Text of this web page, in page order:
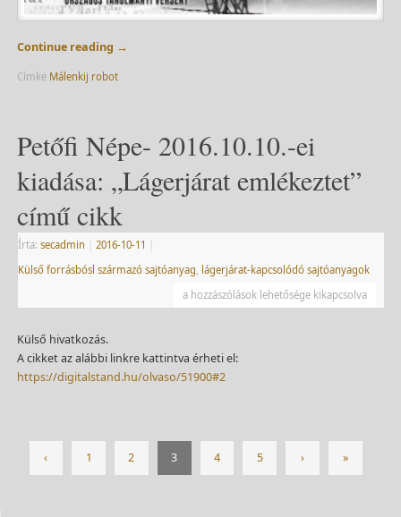
Continue reading →
Címke Málenkij robot
Petőfi Népe- 2016.10.10.-ei
kiadása: „Lágerjárat emlékeztet”
című cikk
Írta: secadmin 2016-10-11
Külső forrásbósl származó sajtóanyag, lágerjárat-kapcsolódó sajtóanyagok
a hozzászólások lehetősége kikapcsolva
Külső hivatkozás.
A cikket az alábbi linkre kattintva érheti el:
https://digitalstand.hu/olvaso/51900#2
‹ 1 2 3 4 5 › »